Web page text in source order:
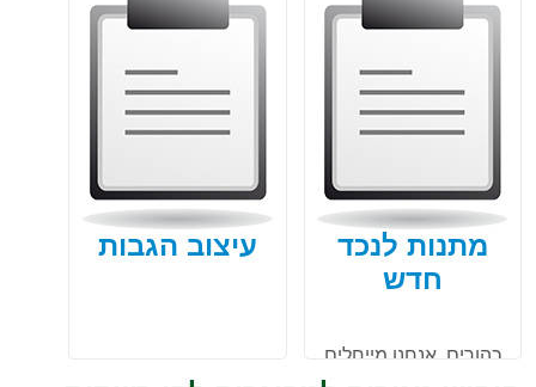
מחמד תומכת ונאמנה,
במאמר הבא תגלו על
התועלת ואיך דבר זה
מסייע לשגרתם.
מתנות לנכד
חדש
כהורים, אנחנו מייחלים
עיצוב הגבות